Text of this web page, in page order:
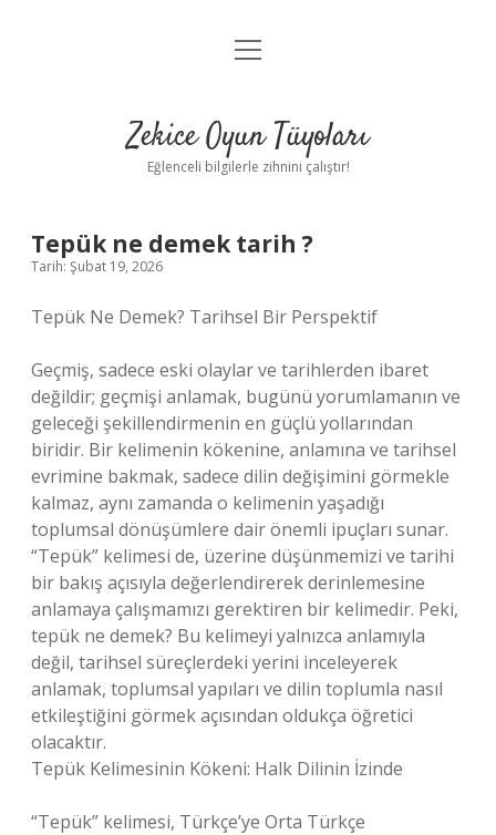
Anasayfa
Yasal Uyarı
menüyü
Zekice Oyun Tüyoları
Eğlenceli bilgilerle zihnini çalıştır!
Tepük ne demek tarih ?
Tarih: Şubat 19, 2026
Tepük Ne Demek? Tarihsel Bir Perspektif
Geçmiş, sadece eski olaylar ve tarihlerden ibaret
değildir; geçmişi anlamak, bugünü yorumlamanın ve
geleceği şekillendirmenin en güçlü yollarından
biridir. Bir kelimenin kökenine, anlamına ve tarihsel
evrimine bakmak, sadece dilin değişimini görmekle
kalmaz, aynı zamanda o kelimenin yaşadığı
toplumsal dönüşümlere dair önemli ipuçları sunar.
“Tepük” kelimesi de, üzerine düşünmemizi ve tarihi
bir bakış açısıyla değerlendirerek derinlemesine
anlamaya çalışmamızı gerektiren bir kelimedir. Peki,
tepük ne demek? Bu kelimeyi yalnızca anlamıyla
değil, tarihsel süreçlerdeki yerini inceleyerek
anlamak, toplumsal yapıları ve dilin toplumla nasıl
etkileştiğini görmek açısından oldukça öğretici
olacaktır.
Tepük Kelimesinin Kökeni: Halk Dilinin İzinde
“Tepük” kelimesi, Türkçe’ye Orta Türkçe